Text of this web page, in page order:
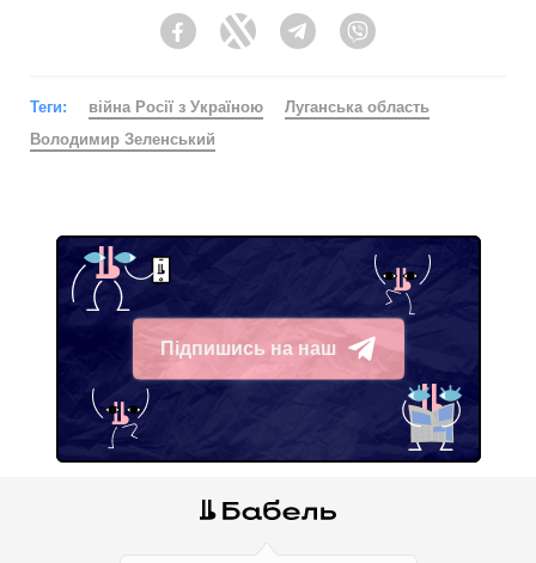
FacebookTwitter Telegram
Теги: війна Росії з Україною
Луганська область
Володимир Зеленський
Підпишись на наш
Telegram